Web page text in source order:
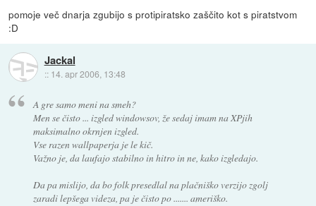
pomoje več dnarja zgubijo s protipiratsko zaščito kot s piratstvom
:D
Jackal
:: 14. apr 2006, 13:48
A gre samo meni na smeh?
Men se čisto ... izgled windowsov, že sedaj imam na XPjih
maksimalno okrnjen izgled.
Vse razen wallpaperja je le kič.
Važno je, da laufajo stabilno in hitro in ne, kako izgledajo.
Da pa mislijo, da bo folk presedlal na plačniško verzijo zgolj
zaradi lepšega videza, pa je čisto po ....... ameriško.